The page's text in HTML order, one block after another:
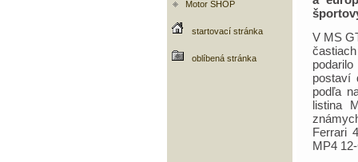
Motor SHOP
startovací stránka
oblíbená stránka
V MS
postaví
podľa
listina
Ferrari
MP4